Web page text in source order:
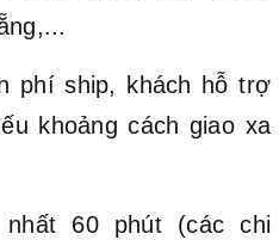
phí ship, khách hỗ trợ
khoảng cách giao xa
60 phút (các chi